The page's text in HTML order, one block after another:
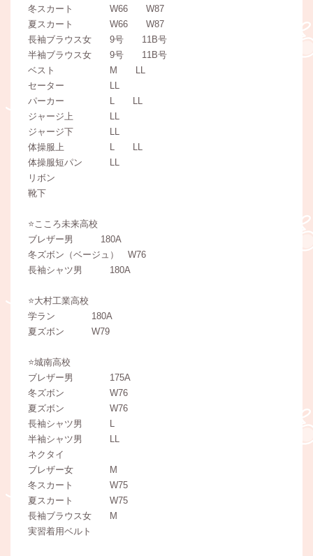
冬スカート W66 W87
夏スカート W66 W87
長袖ブラウス女 9号 11B号
半袖ブラウス女 9号 11B号
ベスト M LL
セーター LL
パーカー L LL
ジャージ上 LL
ジャージ下 LL
体操服上 L LL
体操服短パン LL
リボン
靴下
⭐️こころ未来高校
ブレザー男 180A
冬ズボン（ベージュ） W76
長袖シャツ男 180A
⭐️大村工業高校
学ラン 180A
夏ズボン W79
⭐️城南高校
ブレザー男 175A
冬ズボン W76
夏ズボン W76
長袖シャツ男 L
半袖シャツ男 LL
ネクタイ
ブレザー女 M
冬スカート W75
夏スカート W75
長袖ブラウス女 M
実習着用ベルト